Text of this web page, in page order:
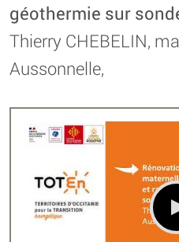
géothermie sur
Thierry CHEBELIN,
Aussonnelle,